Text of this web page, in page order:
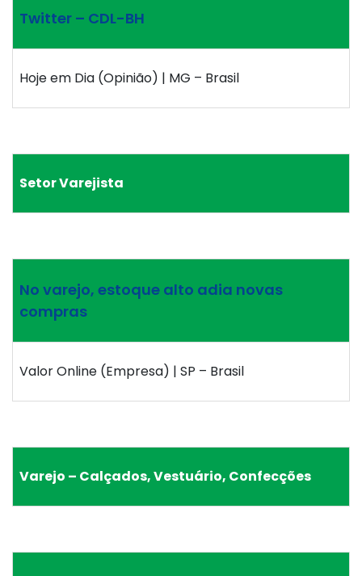
Twitter – CDL-BH
Hoje em Dia (Opinião) | MG – Brasil
Setor Varejista
No varejo, estoque alto adia novas
compras
Valor Online (Empresa) | SP – Brasil
Varejo – Calçados, Vestuário, Confecções